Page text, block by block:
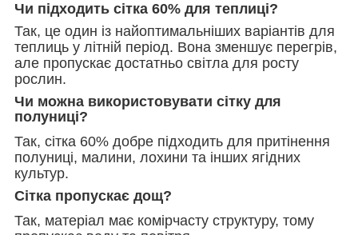
Чи підходить сітка 60% для теплиці?
Так, це один із найоптимальніших варіантів для
теплиць у літній період. Вона зменшує перегрів,
але пропускає достатньо світла для росту
рослин.
Чи можна використовувати сітку для
полуниці?
Так, сітка 60% добре підходить для притінення
полуниці, малини, лохини та інших ягідних
культур.
Сітка пропускає дощ?
Так, матеріал має комірчасту структуру, тому